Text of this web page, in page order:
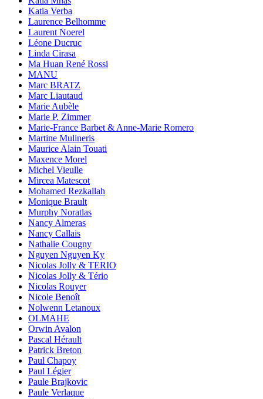
Katia Verba
Laurence Belhomme
Laurent Noerel
Léone Ducruc
Linda Cirasa
Ma Huan René Rossi
MANU
Marc BRATZ
Marc Liautaud
Marie Aubèle
Marie P. Zimmer
Marie-France Barbet & Anne-Marie Romero
Martine Mulineris
Maurice Alain Touati
Maxence Morel
Michel Vieulle
Mircea Matescot
Mohamed Rezkallah
Monique Brault
Murphy Noratlas
Nancy Almeras
Nancy Callais
Nathalie Cougny
Nguyen Nguyen Ky
Nicolas Jolly & TERIO
Nicolas Jolly & Tério
Nicolas Rouyer
Nicole Benoît
Nolwenn Letanoux
OLMAHE
Orwin Avalon
Pascal Hérault
Patrick Breton
Paul Chapoy
Paul Légier
Paule Brajkovic
Paule Verlaque